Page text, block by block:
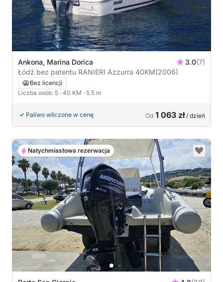
Ankona, Marina Dorica 3.0(7)
Łódź bez patentu RANIERI Azzurra 40KM(2006)
Bez licencji
Liczba osób: 5 · 40 KM · 5.5 m
Paliwo wliczone w cenę Od 1 063 zł/ dzień
Natychmiastowa rezerwacja